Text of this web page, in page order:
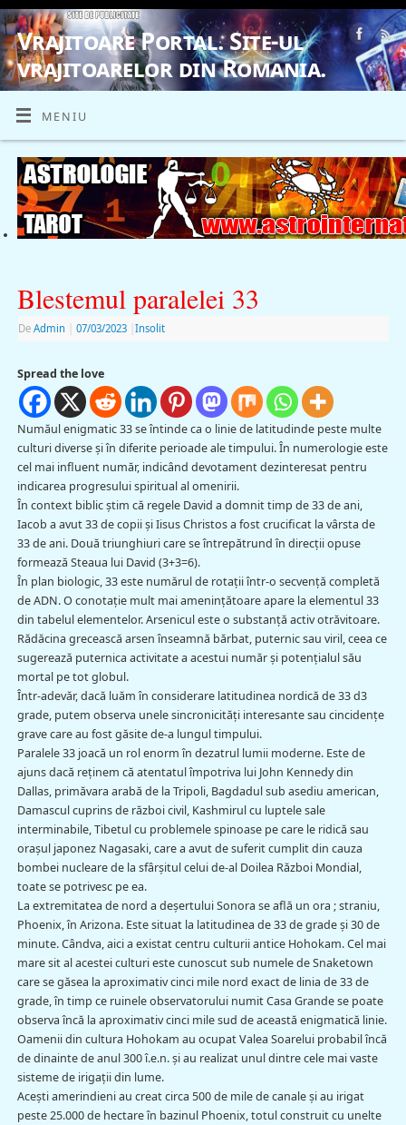
Vrajitoare Portal. Site-ul
vrajitoarelor din Romania.
VRAJITOARE, VRAJITOARELE, VRAJITOARE
MENIU
Blestemul paralelei 33
De Admin 07/03/2023 Insolit
Spread the love
Număul enigmatic 33 se întinde ca o linie de latitudinde peste multe
culturi diverse şi în diferite perioade ale timpului. În numerologie este
cel mai influent număr, indicând devotament dezinteresat pentru
indicarea progresului spiritual al omenirii.
În context biblic ştim că regele David a domnit timp de 33 de ani,
Iacob a avut 33 de copii şi Iisus Christos a fost crucificat la vârsta de
33 de ani. Două triunghiuri care se întrepătrund în direcţii opuse
formează Steaua lui David (3+3=6).
În plan biologic, 33 este numărul de rotaţii într-o secvenţă completă
de ADN. O conotaţie mult mai ameninţătoare apare la elementul 33
din tabelul elementelor. Arsenicul este o substanţă activ otrăvitoare.
Rădăcina grecească arsen înseamnă bărbat, puternic sau viril, ceea ce
sugerează puternica activitate a acestui număr şi potenţialul său
mortal pe tot globul.
Într-adevăr, dacă luăm în considerare latitudinea nordică de 33 d3
grade, putem observa unele sincronicităţi interesante sau cincidenţe
grave care au fost găsite de-a lungul timpului.
Paralele 33 joacă un rol enorm în dezatrul lumii moderne. Este de
ajuns dacă reţinem că atentatul împotriva lui John Kennedy din
Dallas, primăvara arabă de la Tripoli, Bagdadul sub asediu american,
Damascul cuprins de război civil, Kashmirul cu luptele sale
interminabile, Tibetul cu problemele spinoase pe care le ridică sau
oraşul japonez Nagasaki, care a avut de suferit cumplit din cauza
bombei nucleare de la sfârşitul celui de-al Doilea Război Mondial,
toate se potrivesc pe ea.
La extremitatea de nord a deşertului Sonora se află un ora ; straniu,
Phoenix, în Arizona. Este situat la latitudinea de 33 de grade şi 30 de
minute. Cândva, aici a existat centru culturii antice Hohokam. Cel mai
mare sit al acestei culturi este cunoscut sub numele de Snaketown
care se găsea la aproximativ cinci mile nord exact de linia de 33 de
grade, în timp ce ruinele observatorului numit Casa Grande se poate
observa încă la aproximativ cinci mile sud de această enigmatică linie.
Oamenii din cultura Hohokam au ocupat Valea Soarelui probabil încă
de dinainte de anul 300 î.e.n. şi au realizat unul dintre cele mai vaste
sisteme de irigaţii din lume.
Aceşti amerindieni au creat circa 500 de mile de canale şi au irigat
peste 25.000 de hectare în bazinul Phoenix, totul construit cu unelte